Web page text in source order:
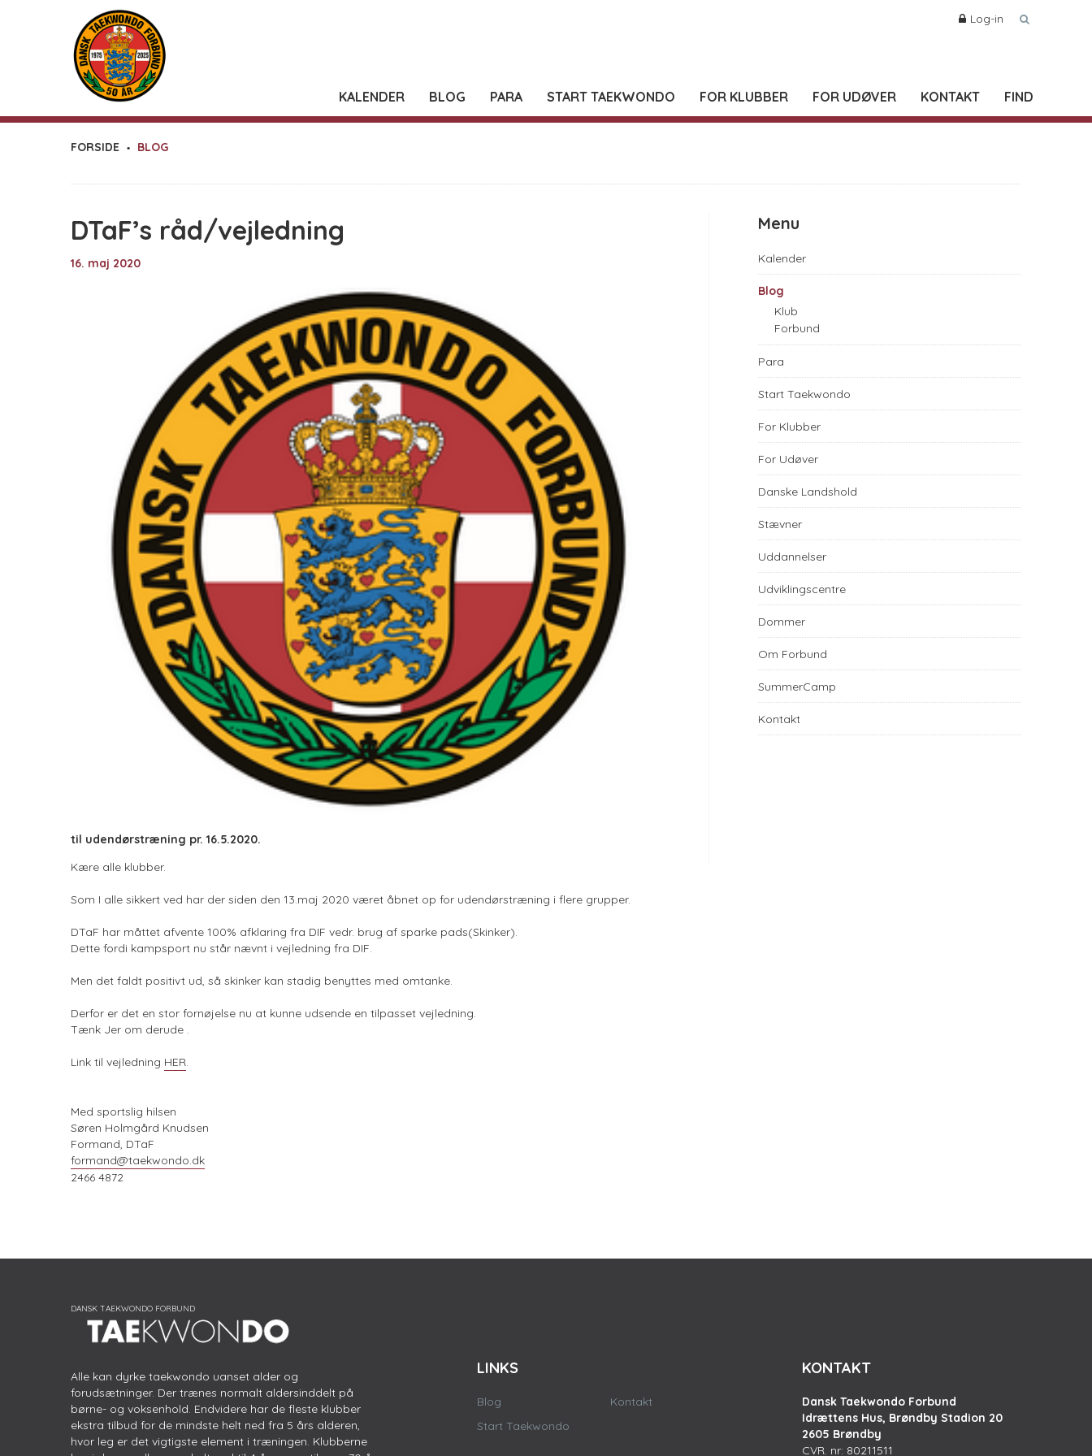
Log-in
KALENDER BLOG PARA START TAEKWONDO FOR KLUBBER FOR UDØVER KONTAKT FIND
FORSIDE BLOG
DTaF’s råd/vejledning
16. maj 2020
til udendørstræning pr. 16.5.2020.
Kære alle klubber.
Som I alle sikkert ved har der siden den 13.maj 2020 været åbnet op for udendørstræning i flere grupper.
DTaF har måttet afvente 100% afklaring fra DIF vedr. brug af sparke pads(Skinker).
Dette fordi kampsport nu står nævnt i vejledning fra DIF.
Men det faldt positivt ud, så skinker kan stadig benyttes med omtanke.
Derfor er det en stor fornøjelse nu at kunne udsende en tilpasset vejledning.
Tænk Jer om derude .
Link til vejledning HER
Med sportslig hilsen
Søren Holmgård Knudsen
Formand, DTaF
formand@taekwondo.dk
2466 4872
Menu
Kalender
Blog
Klub
Forbund
Para
Start Taekwondo
For Klubber
For Udøver
Danske Landshold
Stævner
Uddannelser
Udviklingscentre
Dommer
Om Forbund
SummerCamp
Kontakt
Alle kan dyrke taekwondo uanset alder og
forudsætninger. Der trænes normalt aldersinddelt på
børne- og voksenhold. Endvidere har de fleste klubber
ekstra tilbud for de mindste helt ned fra 5 års alderen,
hvor leg er det vigtigste element i træningen. Klubberne
LINKS
Blog
Start Taekwondo
Kontakt
KONTAKT
Dansk Taekwondo Forbund
Idrættens Hus, Brøndby Stadion 20
2605 Brøndby
CVR. nr: 80211511